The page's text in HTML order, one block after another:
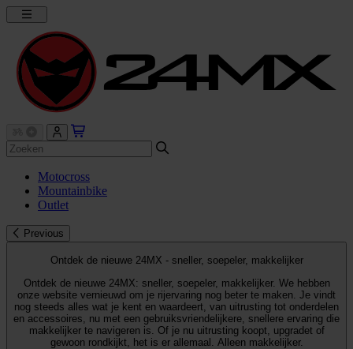
Motocross
Mountainbike
Outlet
Previous
Ontdek de nieuwe 24MX - sneller, soepeler, makkelijker
Ontdek de nieuwe 24MX: sneller, soepeler, makkelijker. We hebben
onze website vernieuwd om je rijervaring nog beter te maken. Je vindt
nog steeds alles wat je kent en waardeert, van uitrusting tot onderdelen
en accessoires, nu met een gebruiksvriendelijkere, snellere ervaring die
makkelijker te navigeren is. Of je nu uitrusting koopt, upgradet of
gewoon rondkijkt, het is er allemaal. Alleen makkelijker.